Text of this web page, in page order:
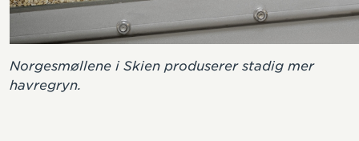
Norgesmøllene i Skien produserer stadig mer
havregryn.